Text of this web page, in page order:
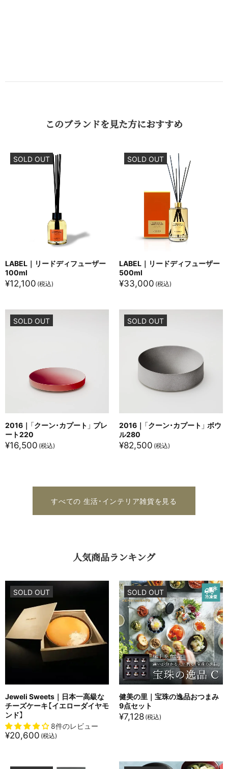
この​​ブランドを​​見た方に​​おすすめ
SOLD OUT
LABEL｜リードディフューザー
100ml
¥12,100
SOLD OUT
LABEL｜リードディフューザー
500ml
¥33,000
SOLD OUT
2016｜「クーン・カプート」 プレ
ート220
¥16,500
SOLD OUT
2016｜「クーン・カプート」 ボウ
ル280
¥82,500
すべての 生活・インテリア雑貨を見る
人気商品ランキング
SOLD OUT
Jeweli Sweets｜日本一高級な
チーズケーキ【イエローダイヤモ
ンド】
8件のレビュー
¥20,600
SOLD OUT
健美の里｜宝珠の逸品おつまみ
9点セット
¥7,128